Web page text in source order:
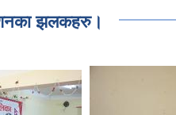
झलकहरु।